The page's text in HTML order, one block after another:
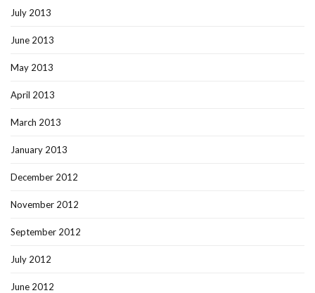
July 2013
June 2013
May 2013
April 2013
March 2013
January 2013
December 2012
November 2012
September 2012
July 2012
June 2012